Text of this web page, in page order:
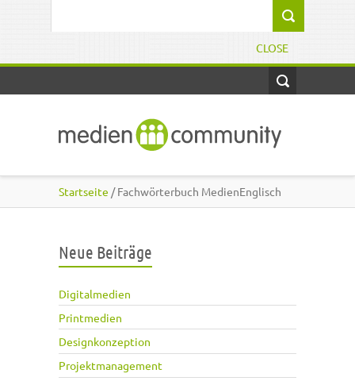
CLOSE
Startseite / Fachwörterbuch MedienEnglisch
Neue Beiträge
Digitalmedien
Printmedien
Designkonzeption
Projektmanagement